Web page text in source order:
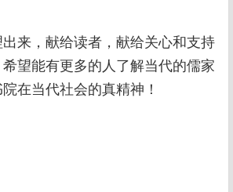
来，献给读者，献给关心和支持
望能有更多的人了解当代的儒家
在当代社会的真精神！